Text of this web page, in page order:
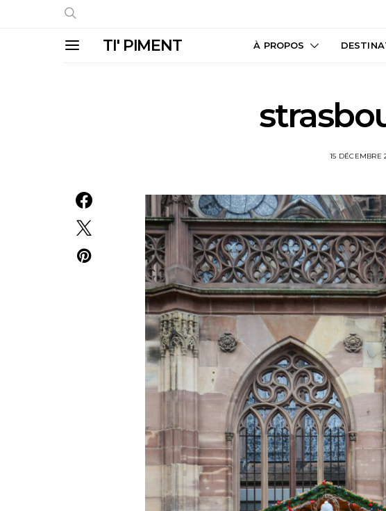
TI' PIMENT À PROPOS
15 DÉCEMBRE